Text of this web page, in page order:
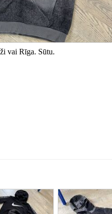
vai Rīga. Sūtu.